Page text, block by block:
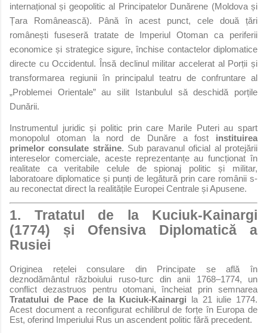
internațional și geopolitic al Principatelor Dunărene (Moldova și
Țara Românească). Până în acest punct, cele două țări
românești fuseseră tratate de Imperiul Otoman ca periferii
economice și strategice sigure, închise contactelor diplomatice
directe cu Occidentul. Însă declinul militar accelerat al Porții și
transformarea regiunii în principalul teatru de confruntare al
„Problemei Orientale” au silit Istanbulul să deschidă porțile
Dunării.
Instrumentul juridic și politic prin care Marile Puteri au spart
monopolul otoman la nord de Dunăre a fost instituirea
primelor consulate străine. Sub paravanul oficial al protejării
intereselor comerciale, aceste reprezentanțe au funcționat în
realitate ca veritabile celule de spionaj politic și militar,
laboratoare diplomatice și punți de legătură prin care românii s-
au reconectat direct la realitățile Europei Centrale și Apusene.
1. Tratatul de la Kuciuk-Kainargi
(1774) și Ofensiva Diplomatică a
Rusiei
Originea rețelei consulare din Principate se află în
deznodământul războiului ruso-turc din anii 1768–1774, un
conflict dezastruos pentru otomani, încheiat prin semnarea
Tratatului de Pace de la Kuciuk-Kainargi la 21 iulie 1774.
Acest document a reconfigurat echilibrul de forțe în Europa de
Est, oferind Imperiului Rus un ascendent politic fără precedent.